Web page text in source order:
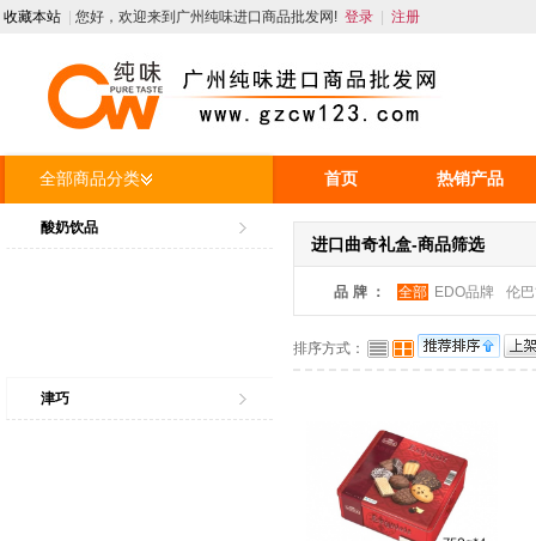
收藏本站 您好，欢迎来到广州纯味进口商品批发网! 登录 注册
全部商品分类
酸奶饮品
津巧
首页 热销产品
人才招聘 资讯
进口曲奇礼盒-商品筛选
品牌： 全部 EDO品牌 伦
排序方式：